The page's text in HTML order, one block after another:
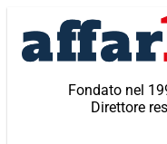
contenuto
Fondato nel
Direttore